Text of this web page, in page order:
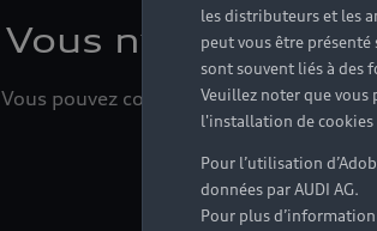
Vous n’avez pas
Vous pouvez contacter le Partenaire
les distributeurs et les
peut vous être
sont souvent liés à des
Veuillez noter que
l'installation de
Pour l’utilisation
données par AUDI AG.
Pour plus